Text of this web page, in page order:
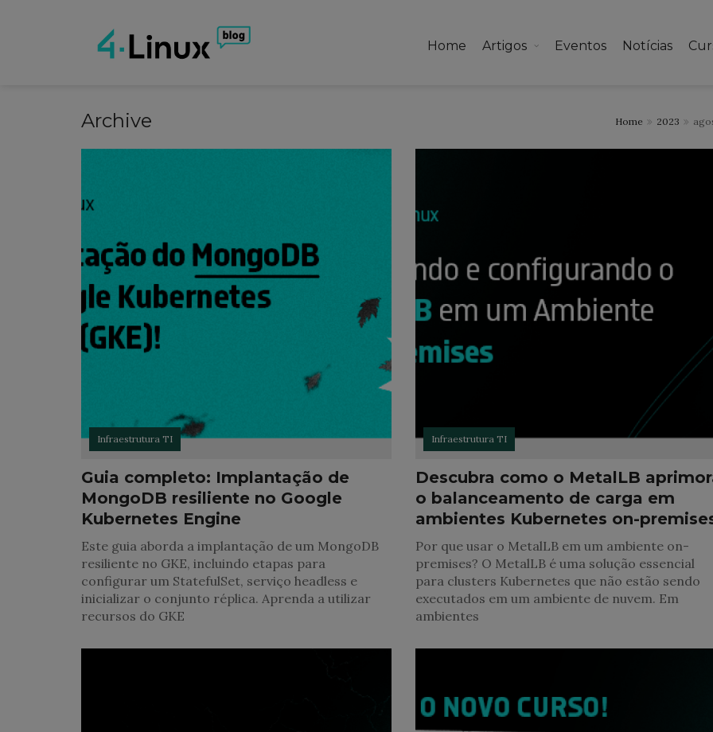
Home Artigos Eventos Notícias
Archive Home 2023
Infraestrutura TI
Guia completo: Implantação de
MongoDB resiliente no Google
Kubernetes Engine
Este guia aborda a implantação de um MongoDB
resiliente no GKE, incluindo etapas para
configurar um StatefulSet, serviço headless e
inicializar o conjunto réplica. Aprenda a utilizar
recursos do GKE
Infraestrutura TI
Descubra como o MetalLB
o balanceamento de carga em
ambientes Kubernetes on-
Por que usar o MetalLB em um ambiente on-
premises? O MetalLB é uma solução essencial
para clusters Kubernetes que não estão sendo
executados em um ambiente de nuvem. Em
ambientes